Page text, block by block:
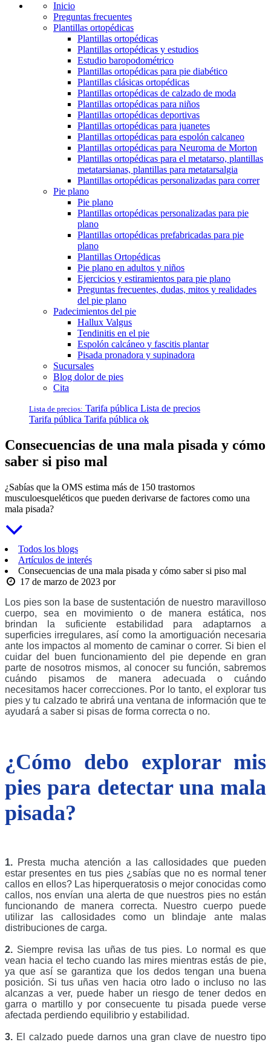
Inicio
Preguntas frecuentes
Plantillas ortopédicas
Plantillas ortopédicas
Plantillas ortopédicas y estudios
Estudio baropodométrico
Plantillas ortopédicas para pie diabético
Plantillas clásicas ortopédicas
Plantillas ortopédicas de calzado de moda
Plantillas ortopédicas para niños
Plantillas ortopédicas deportivas
Plantillas ortopédicas para juanetes
Plantillas ortopédicas para espolón calcaneo
Plantillas ortopédicas para Neuroma de Morton
Plantillas ortopédicas para el metatarso, plantillas
metatarsianas, plantillas para metatarsalgia
Plantillas ortopédicas personalizadas para correr
Pie plano
Pie plano
Plantillas ortopédicas personalizadas para pie
plano
Plantillas ortopédicas prefabricadas para pie
plano
Plantillas Ortopédicas
Pie plano en adultos y niños
Ejercicios y estiramientos para pie plano
Preguntas frecuentes, dudas, mitos y realidades
del pie plano
Padecimientos del pie
Hallux Valgus
Tendinitis en el pie
Espolón calcáneo y fascitis plantar
Pisada pronadora y supinadora
Sucursales
Blog dolor de pies
Cita
Lista de precios: Tarifa pública Lista de precios
Tarifa pública Tarifa pública ok
Consecuencias de una mala pisada y cómo
saber si piso mal
¿Sabías que la OMS estima más de 150 trastornos
musculoesqueléticos que pueden derivarse de factores como una
mala pisada?
Todos los blogs
Artículos de interés
Consecuencias de una mala pisada y cómo saber si piso mal
17 de marzo de 2023 por
Los pies son la base de sustentación de nuestro maravilloso
cuerpo, sea en movimiento o de manera estática, nos
brindan la suficiente estabilidad para adaptarnos a
superficies irregulares, así como la amortiguación necesaria
ante los impactos al momento de caminar o correr. Si bien el
cuidar del buen funcionamiento del pie depende en gran
parte de nosotros mismos, al conocer su función, sabremos
cuándo pisamos de manera adecuada o cuándo
necesitamos hacer correcciones. Por lo tanto, el explorar tus
pies y tu calzado te abrirá una ventana de información que te
ayudará a saber si pisas de forma correcta o no.
¿Cómo debo explorar mis
pies para detectar una mala
pisada?
1. Presta mucha atención a las callosidades que pueden
estar presentes en tus pies ¿sabías que no es normal tener
callos en ellos? Las hiperqueratosis o mejor conocidas como
callos, nos envían una alerta de que nuestros pies no están
funcionando de manera correcta. Nuestro cuerpo puede
utilizar las callosidades como un blindaje ante malas
distribuciones de carga.
2. Siempre revisa las uñas de tus pies. Lo normal es que
vean hacia el techo cuando las mires mientras estás de pie,
ya que así se garantiza que los dedos tengan una buena
posición. Si tus uñas ven hacia otro lado o incluso no las
alcanzas a ver, puede haber un riesgo de tener dedos en
garra o martillo y por consecuente tu pisada puede verse
afectada perdiendo equilibrio y estabilidad.
3. El calzado puede darnos una gran clave de nuestro tipo